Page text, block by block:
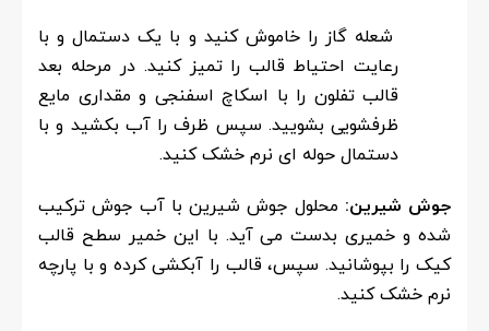
شعله گاز را خاموش کنید و با یک دستمال و با
رعایت احتیاط قالب را تمیز کنید. در مرحله بعد
قالب تفلون را با اسکاچ اسفنجی و مقداری مایع
ظرفشویی بشویید. سپس ظرف را آب بکشید و با
دستمال حوله ای نرم خشک کنید.
جوش شیرین: محلول جوش شیرین با آب جوش ترکیب
شده و خمیری بدست می آید. با این خمیر سطح قالب
کیک را بپوشانید. سپس، قالب را آبکشی کرده و با پارچه
نرم خشک کنید.